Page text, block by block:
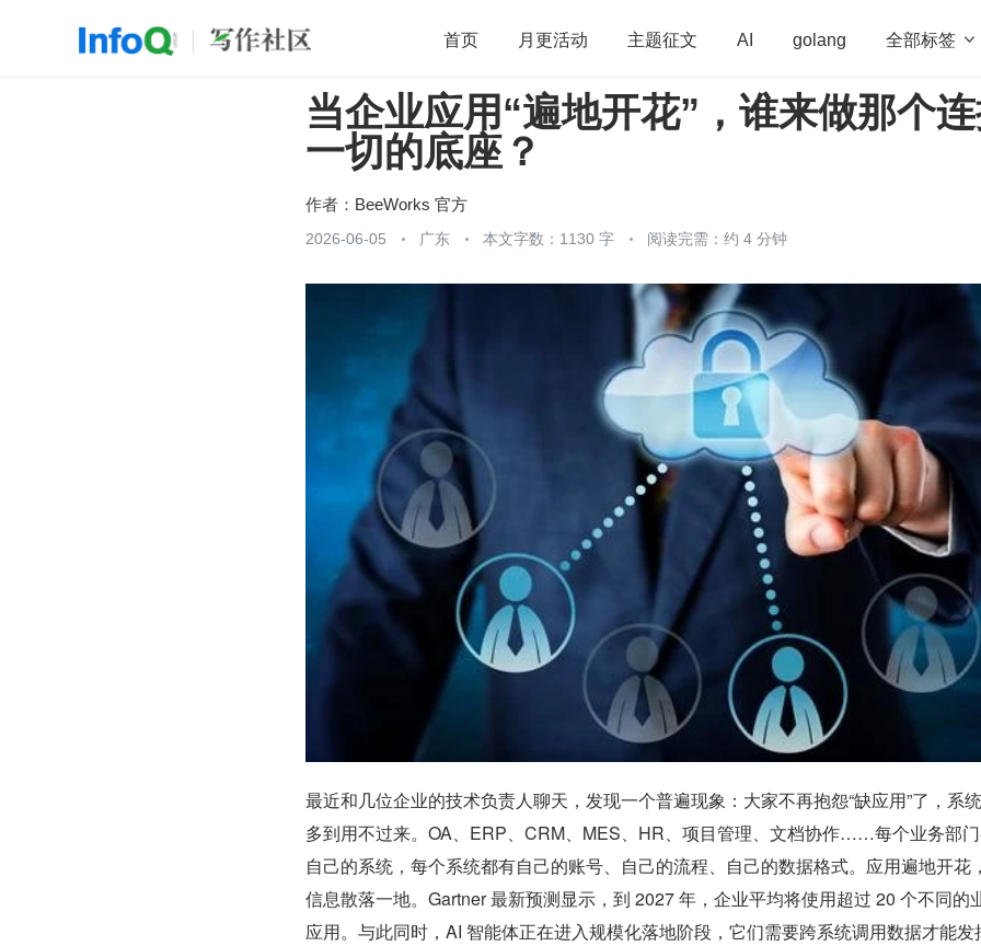
首页 月更活动 主题征文 AI golang 全部标签 
开源 架构 OpenHarmony 算法 学习方法 Web3.0 高
团队管理 程序员
当企业应用“遍地开花”，谁来做那个
一切的底座？
作者： BeeWorks 官方
2026-06-05 广东 本文字数：1130 字 阅读完需：约 4 分钟
最近和几位企业的技术负责人聊天，发现一个普遍现象：大家不再抱怨“缺应用”了，系
多到用不过来。OA、ERP、CRM、MES、HR、项目管理、文档协作……每个业务部
自己的系统，每个系统都有自己的账号、自己的流程、自己的数据格式。应用遍地开花
信息散落一地。Gartner 最新预测显示，到 2027 年，企业平均将使用超过 20 个不同的
应用。与此同时，AI 智能体正在进入规模化落地阶段，它们需要跨系统调用数据才能发